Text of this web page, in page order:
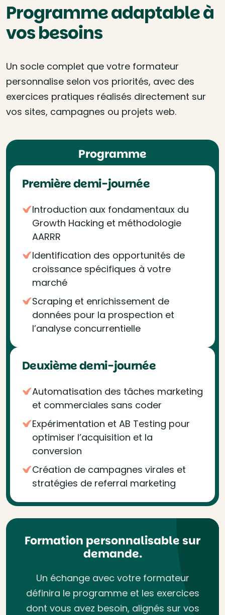
Programme adaptable à
vos besoins
Un socle complet que votre formateur
personnalise selon vos priorités, avec des
exercices pratiques réalisés directement sur
vos sites, campagnes ou projets web.
Programme
Première demi-journée
Introduction aux fondamentaux du
Growth Hacking et méthodologie
AARRR
Identification des opportunités de
croissance spécifiques à votre
marché
Scraping et enrichissement de
données pour la prospection et
l’analyse concurrentielle
Deuxième demi-journée
Automatisation des tâches marketing
et commerciales sans coder
Expérimentation et AB Testing pour
optimiser l’acquisition et la
conversion
Création de campagnes virales et
stratégies de referral marketing
Formation personnalisable sur
demande.
Un échange avec votre formateur
définira le programme et les exercices
dont vous avez besoin, alignés sur vos